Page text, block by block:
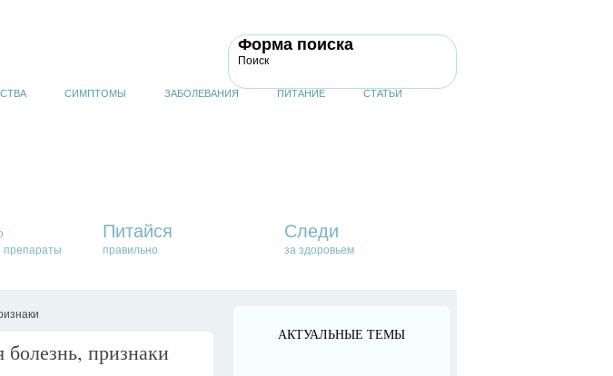
Форма поиска
Поиск
СИМПТОМЫ ЗАБОЛЕВАНИЯ ПИТАНИЕ СТАТЬИ
препараты
Питайся
правильно
Следи
за здоровьем
признаки
АКТУАЛЬНЫЕ ТЕМЫ